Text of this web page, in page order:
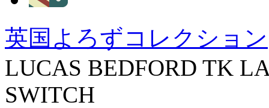
英国よろずコレクション
LUCAS BEDFORD TK
SWITCH